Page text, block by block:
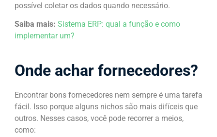
possível coletar os dados quando necessário.
Saiba mais: Sistema ERP: qual a função e como
implementar um?
Onde achar fornecedores?
Encontrar bons fornecedores nem sempre é uma tarefa
fácil. Isso porque alguns nichos são mais difíceis que
outros. Nesses casos, você pode recorrer a meios,
como: